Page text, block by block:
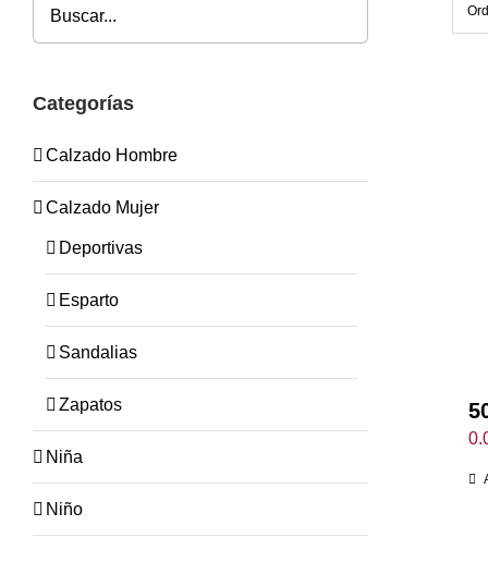
Categorías
Calzado Hombre
Calzado Mujer
Deportivas
Esparto
Sandalias
Zapatos
Niña
Niño